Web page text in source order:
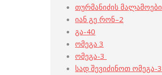
თურმანიძის მალამოები
იან გე რონ–2
გა-40
ომეგა 3
ომეგა-3
სად შევიძინოთ ომეგა-3